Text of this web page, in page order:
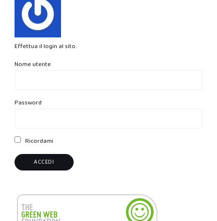
Effettua il login al sito.
Nome utente
Password
Ricordami